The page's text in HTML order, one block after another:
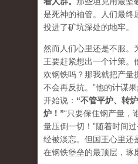
是死神的袖管。人们最终
投进了矿坑深处的地牢。
然而人们心里还是不服。
王要赶紧想出一个计策。
欢钢铁吗？那我就把产量
不会再反抗。”他的计谋
开始说： “不管平炉、转
炉！ ”“只要保住钢产量，
量压倒一切！”随着时间
经被淡忘。但国王心里还
在钢铁堡垒的最顶层，琢